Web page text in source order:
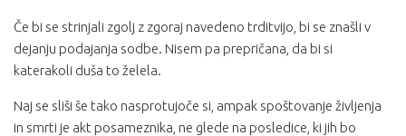
Če bi se strinjali zgolj z zgoraj navedeno trditvijo, bi se znašli v
dejanju podajanja sodbe. Nisem pa prepričana, da bi si
katerakoli duša to želela.
Naj se sliši še tako nasprotujoče si, ampak spoštovanje življenja
in smrti je akt posameznika, ne glede na posledice, ki jih bo